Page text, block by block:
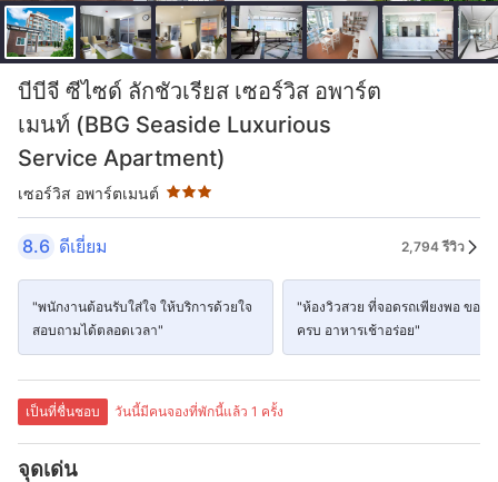
บีบีจี ซีไซด์ ลักชัวเรียส เซอร์วิส อพาร์ต
เมนท์ (BBG Seaside Luxurious
Service Apartment)
เซอร์วิส อพาร์ตเมนต์
ระดับดาว: 3 ดาว
8.6 ดีเยี่ยม 2,794 รีวิว
"พนักงานต้อนรับใส่ใจ ให้บริการด้วยใจ
สอบถามได้ตลอดเวลา"
"ห้องวิวสวย ที่จอดรถเพียงพอ ของ
ครบ อาหารเช้าอร่อย"
เป็นที่ชื่นชอบ วันนี้มีคนจองที่พักนี้แล้ว 1 ครั้ง
จุดเด่น